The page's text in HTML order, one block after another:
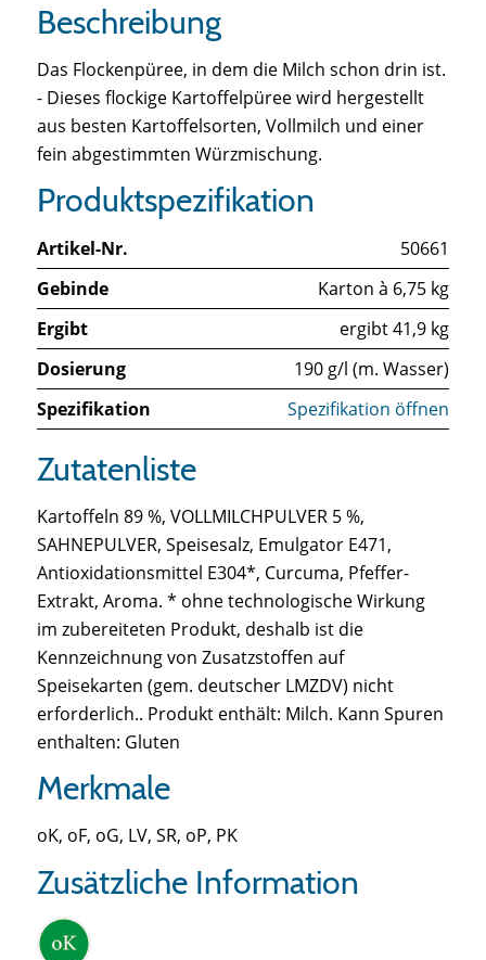
Beschreibung
Das Flockenpüree, in dem die Milch schon drin ist.
- Dieses flockige Kartoffelpüree wird hergestellt
aus besten Kartoffelsorten, Vollmilch und einer
fein abgestimmten Würzmischung.
Produktspezifikation
Artikel-Nr.
50661
Gebinde
Karton à 6,75 kg
Ergibt
ergibt 41,9 kg
Dosierung
190 g/l (m. Wasser)
Spezifikation
Spezifikation öffnen
Zutatenliste
Kartoffeln 89 %, VOLLMILCHPULVER 5 %,
SAHNEPULVER, Speisesalz, Emulgator E471,
Antioxidationsmittel E304*, Curcuma, Pfeffer-
Extrakt, Aroma. * ohne technologische Wirkung
im zubereiteten Produkt, deshalb ist die
Kennzeichnung von Zusatzstoffen auf
Speisekarten (gem. deutscher LMZDV) nicht
erforderlich.. Produkt enthält: Milch. Kann Spuren
enthalten: Gluten
Merkmale
oK, oF, oG, LV, SR, oP, PK
Zusätzliche Information